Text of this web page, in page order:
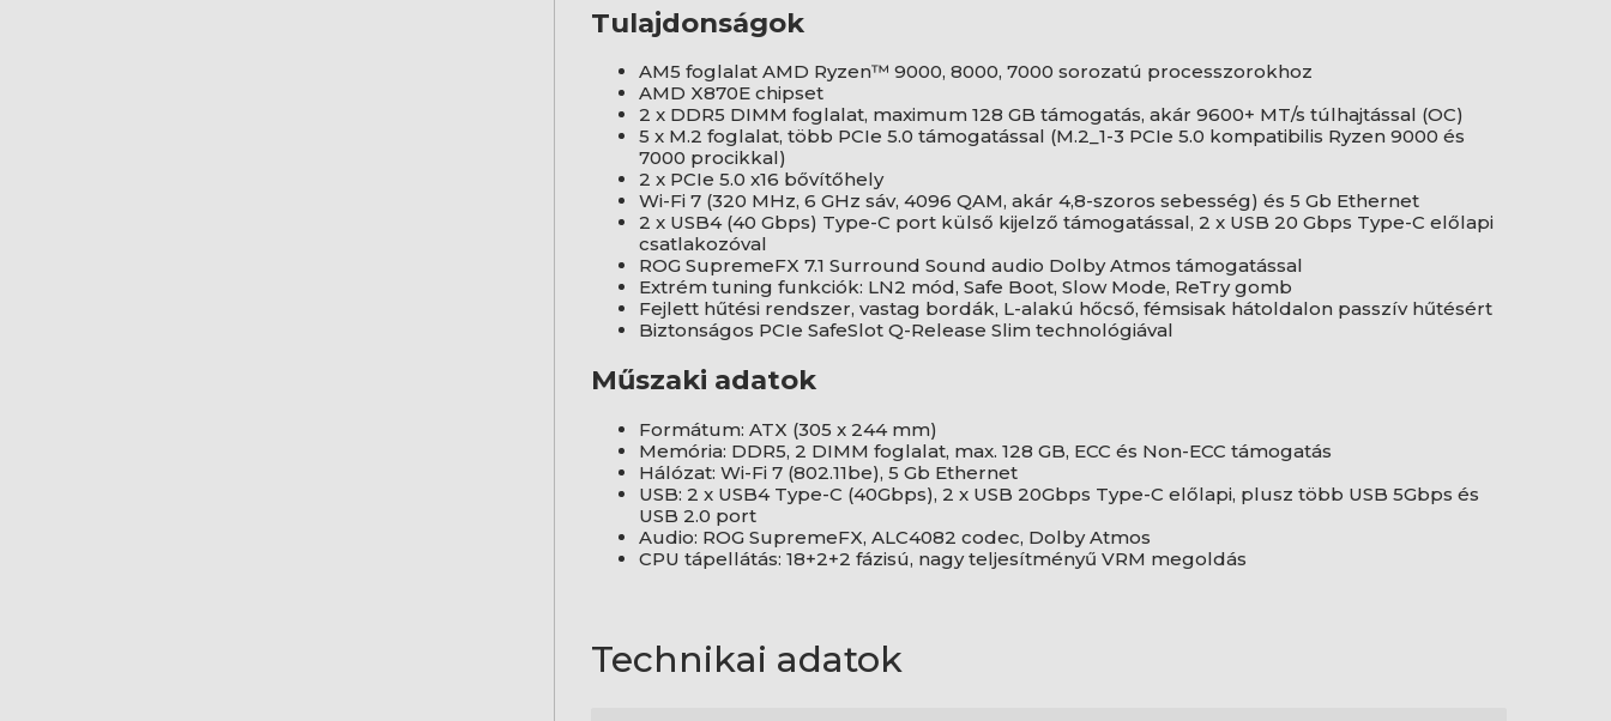
Tulajdonságok
AM5 foglalat AMD Ryzen™ 9000, 8000, 7000 sorozatú processzorokhoz
AMD X870E chipset
2 x DDR5 DIMM foglalat, maximum 128 GB támogatás, akár 9600+ MT/s túlhajtással (OC)
5 x M.2 foglalat, több PCIe 5.0 támogatással (M.2_1-3 PCIe 5.0 kompatibilis Ryzen 9000 és
7000 procikkal)
2 x PCIe 5.0 x16 bővítőhely
Wi-Fi 7 (320 MHz, 6 GHz sáv, 4096 QAM, akár 4,8-szoros sebesség) és 5 Gb Ethernet
2 x USB4 (40 Gbps) Type-C port külső kijelző támogatással, 2 x USB 20 Gbps Type-C előlapi
csatlakozóval
ROG SupremeFX 7.1 Surround Sound audio Dolby Atmos támogatással
Extrém tuning funkciók: LN2 mód, Safe Boot, Slow Mode, ReTry gomb
Fejlett hűtési rendszer, vastag bordák, L-alakú hőcső, fémsisak hátoldalon passzív hűtésért
Biztonságos PCIe SafeSlot Q-Release Slim technológiával
Műszaki adatok
Formátum: ATX (305 x 244 mm)
Memória: DDR5, 2 DIMM foglalat, max. 128 GB, ECC és Non-ECC támogatás
Hálózat: Wi-Fi 7 (802.11be), 5 Gb Ethernet
USB: 2 x USB4 Type-C (40Gbps), 2 x USB 20Gbps Type-C előlapi, plusz több USB 5Gbps és
USB 2.0 port
Audio: ROG SupremeFX, ALC4082 codec, Dolby Atmos
CPU tápellátás: 18+2+2 fázisú, nagy teljesítményű VRM megoldás
Technikai adatok